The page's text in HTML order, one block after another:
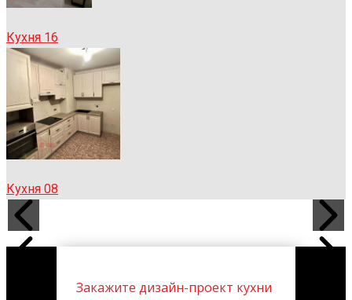
Кухня 16
Кухня 08
Закажите дизайн-проект кухни